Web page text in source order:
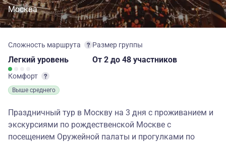
Москва
Сложность маршрута
Легкий уровень
Комфорт
Выше среднего
Размер группы
От 2 до 48 участников
Праздничный тур в Москву на 3 дня с проживанием и
экскурсиями по рождественской Москве с
посещением Оружейной палаты и прогулками по